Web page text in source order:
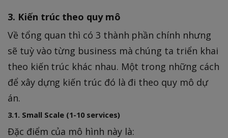
3. Kiến trúc theo quy mô
Về tổng quan thì có 3 thành phần chính nhưng
sẽ tuỳ vào từng business mà chúng ta triển khai
theo kiến trúc khác nhau. Một trong những cách
để xây dựng kiến trúc đó là đi theo quy mô dự
án.
3.1. Small Scale (1-10 services)
Đặc điểm của mô hình này là: